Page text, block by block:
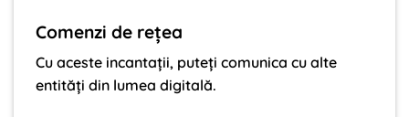
Comenzi de rețea
Cu aceste incantații, puteți comunica cu alte
entități din lumea digitală.